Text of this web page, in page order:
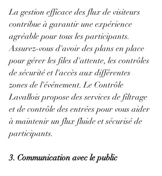
La gestion efficace des flux de visiteurs
contribue à garantir une expérience
agréable pour tous les participants.
Assurez-vous d'avoir des plans en place
pour gérer les files d'attente, les contrôles
de sécurité et l'accès aux différentes
zones de l'événement. Le Contrôle
Lavallois propose des services de filtrage
et de contrôle des entrées pour vous aider
à maintenir un flux fluide et sécurisé de
participants.
3. Communication avec le public